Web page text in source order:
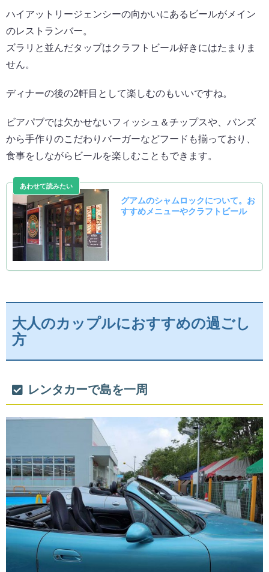
ハイアットリージェンシーの向かいにあるビールがメイン
のレストランバー。
ズラリと並んだタップはクラフトビール好きにはたまりま
せん。
ディナーの後の2軒目として楽しむのもいいですね。
ビアパブでは欠かせないフィッシュ＆チップスや、バンズ
から手作りのこだわりバーガーなどフードも揃っており、
食事をしながらビールを楽しむこともできます。
大人のカップルにおすすめの過ごし
方
レンタカーで島を一周